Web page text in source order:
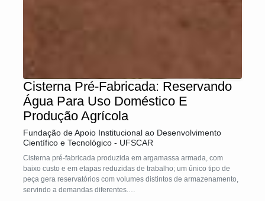
Cisterna Pré-Fabricada: Reservando
Água Para Uso Doméstico E
Produção Agrícola
Fundação de Apoio Institucional ao Desenvolvimento
Científico e Tecnológico - UFSCAR
Cisterna pré-fabricada produzida em argamassa armada, com
baixo custo e em etapas reduzidas de trabalho; um único tipo de
peça gera reservatórios com volumes distintos de armazenamento,
servindo a demandas diferentes.